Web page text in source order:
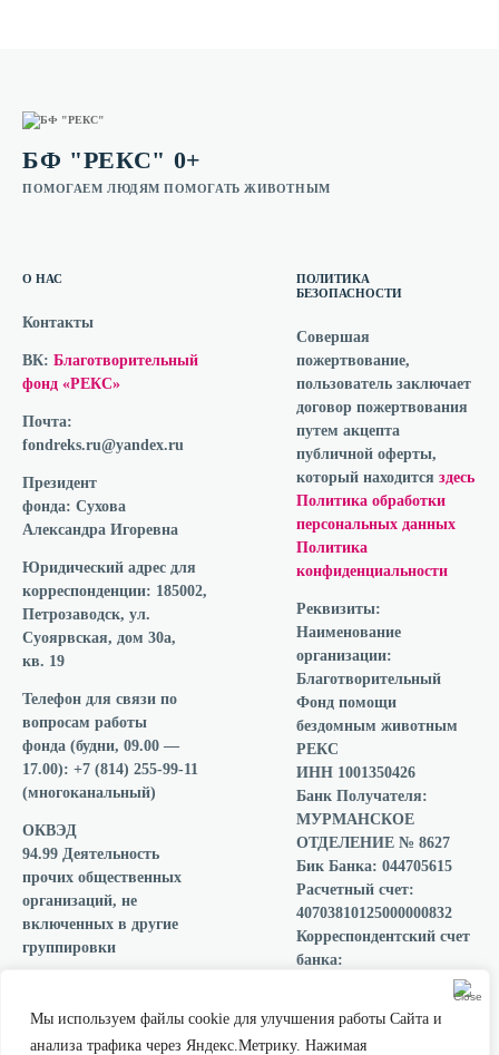
Мы используем файлы cookie для улучшения работы Сайта и
анализа трафика через Яндекс.Метрику. Нажимая
БФ "РЕКС" 0+
ПОМОГАЕМ ЛЮДЯМ ПОМОГАТЬ ЖИВОТНЫМ
О НАС
Контакты
ВК: Благотворительный
фонд «РЕКС»
Почта:
fondreks.ru@yandex.ru
Президент
фонда: Сухова
Александра Игоревна
Юридический адрес для
корреспонденции: 185002,
Петрозаводск, ул.
Суоярвская, дом 30а,
кв. 19
Телефон для связи по
вопросам работы
фонда (будни, 09.00 —
17.00): +7 (814) 255-99-11
(многоканальный)
ОКВЭД
94.99 Деятельность
прочих общественных
организаций, не
включенных в другие
группировки
прозрачности
ПОЛИТИКА
БЕЗОПАСНОСТИ
Совершая
пожертвование,
пользователь заключает
договор пожертвования
путем акцепта
публичной оферты,
который находитсяздесь
Политика обработки
персональных данных
Политика
конфиденциальности
Реквизиты:
Наименование
организации:
Благотворительный
Фонд помощи
бездомным животным
РЕКС
ИНН 1001350426
Банк Получателя:
МУРМАНСКОЕ
ОТДЕЛЕНИЕ № 8627
Бик Банка: 044705615
Расчетный счет:
40703810125000000832
Корреспондентский счет
банка: